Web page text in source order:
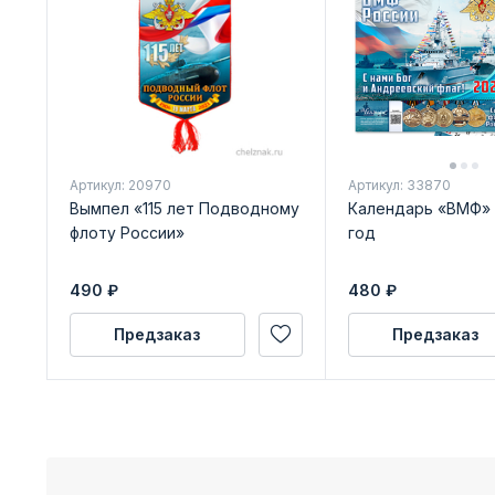
Артикул: 20970
Вымпел «115 лет Подводному
флоту России»
490 ₽
Предзаказ
Артикул: 33870
Календарь «ВМФ»
год
480 ₽
Предзаказ